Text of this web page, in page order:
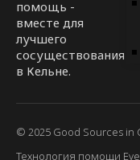
помощь -
вместе для
лучшего
сосуществования
в Кельне.
© 2025 Good Sources
Технология помощи